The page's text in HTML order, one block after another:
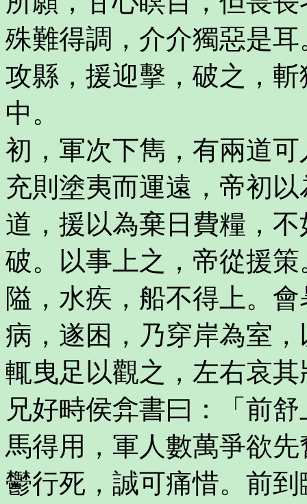
殊難得調，介介獨惡是
攻縣，援迎擊，破之，
中。
初，軍次下雋，有兩道
充則塗夷而運遠，帝初
道，援以為棄日費糧，
破。以事上之，帝從援
隘，水疾，船不得上。
病，遂困，乃穿岸為室
輒曳足以觀之，左右哀
兄好畤侯弇書曰：「前
馬得用，軍人數萬爭欲
鬱行死，誠可痛惜。前